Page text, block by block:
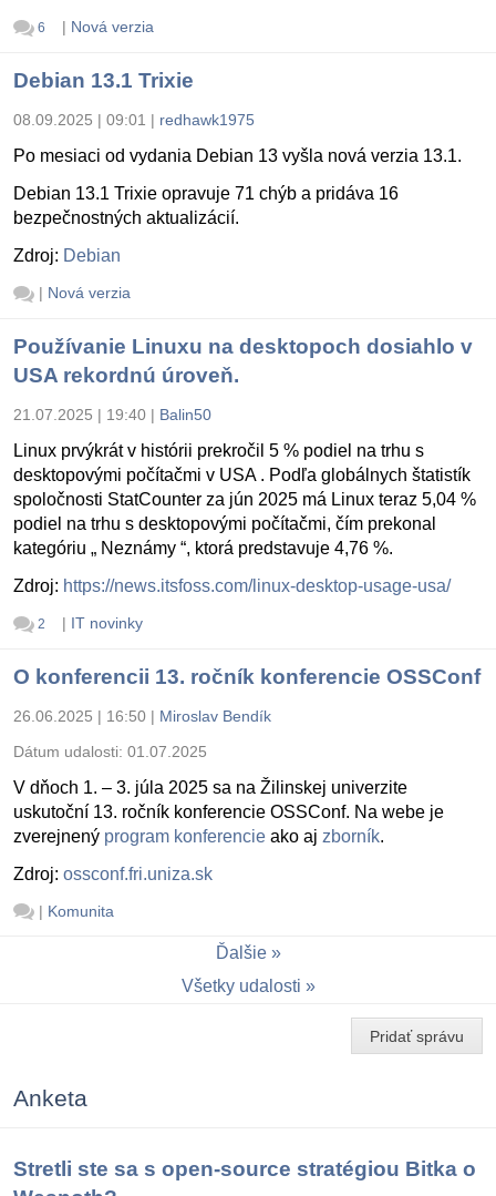
6 | Nová verzia
Debian 13.1 Trixie
08.09.2025 | 09:01 | redhawk1975
Po mesiaci od vydania Debian 13 vyšla nová verzia 13.1.
Debian 13.1 Trixie opravuje 71 chýb a pridáva 16
bezpečnostných aktualizácií.
Zdroj: Debian
| Nová verzia
Používanie Linuxu na desktopoch dosiahlo v
USA rekordnú úroveň.
21.07.2025 | 19:40 | Balin50
Linux prvýkrát v histórii prekročil 5 % podiel na trhu s
desktopovými počítačmi v USA . Podľa globálnych štatistík
spoločnosti StatCounter za jún 2025 má Linux teraz 5,04 %
podiel na trhu s desktopovými počítačmi, čím prekonal
kategóriu „ Neznámy “, ktorá predstavuje 4,76 %.
Zdroj: https://news.itsfoss.com/linux-desktop-usage-usa/
2 | IT novinky
O konferencii 13. ročník konferencie OSSConf
26.06.2025 | 16:50 | Miroslav Bendík
Dátum udalosti: 01.07.2025
V dňoch 1. – 3. júla 2025 sa na Žilinskej univerzite
uskutoční 13. ročník konferencie OSSConf. Na webe je
zverejnený program konferencie ako aj zborník.
Zdroj: ossconf.fri.uniza.sk
| Komunita
Ďalšie
Všetky udalosti
Pridať správu
Anketa
Stretli ste sa s open-source stratégiou Bitka o